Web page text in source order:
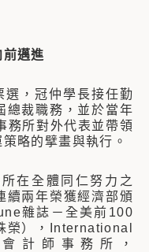
邁進
，冠仲學長接任勤
總裁職務，並於當年
務所對外代表並帶領
略的擘畫與執行。
在全體同仁努力之
續兩年榮獲經濟部頒
雜誌－全美前100
榮），International
會計師事務所，